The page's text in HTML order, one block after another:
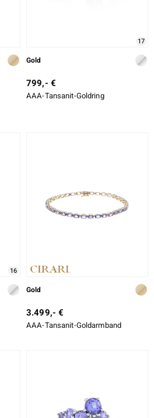
17
Gold
799,- €
AAA-Tansanit-Goldring
16
Gold
3.499,- €
AAA-Tansanit-Goldarmband